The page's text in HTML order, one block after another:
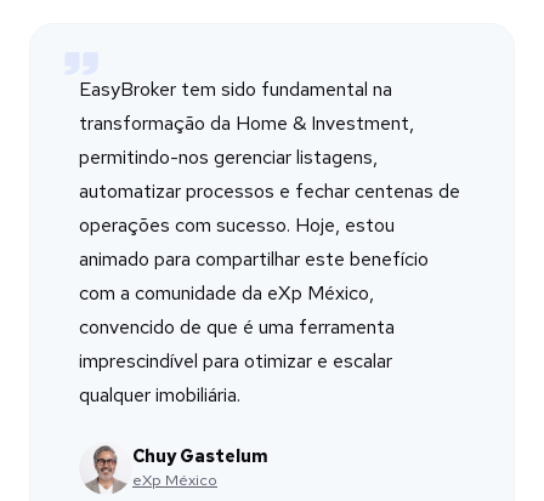
EasyBroker tem sido fundamental na
transformação da Home & Investment,
permitindo-nos gerenciar listagens,
automatizar processos e fechar centenas de
operações com sucesso. Hoje, estou
animado para compartilhar este benefício
com a comunidade da eXp México,
convencido de que é uma ferramenta
imprescindível para otimizar e escalar
qualquer imobiliária.
Chuy Gastelum
eXp México
Sonia Cabrera
Luxury Habitat
Eric Chazaro
KW Allende
Raquel Sánchez
REMAX Proyectos Inmobiliarios
Daniel Sánchez Ostaszewski
Sotheby's International Realty